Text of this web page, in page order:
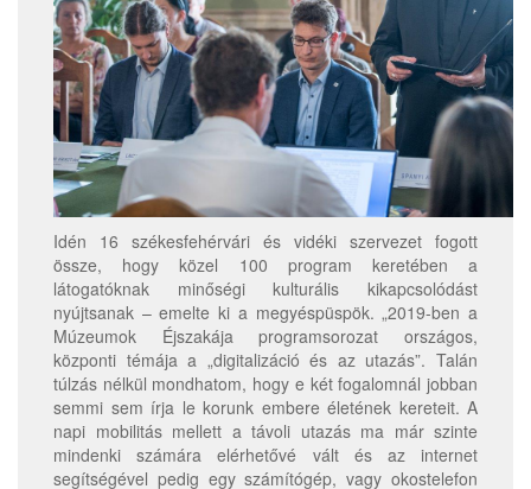
Idén 16 székesfehérvári és vidéki szervezet fogott
össze, hogy közel 100 program keretében a
látogatóknak minőségi kulturális kikapcsolódást
nyújtsanak – emelte ki a megyéspüspök. „2019-ben a
Múzeumok Éjszakája programsorozat országos,
központi témája a „digitalizáció és az utazás”. Talán
túlzás nélkül mondhatom, hogy e két fogalomnál jobban
semmi sem írja le korunk embere életének kereteit. A
napi mobilitás mellett a távoli utazás ma már szinte
mindenki számára elérhetővé vált és az internet
segítségével pedig egy számítógép, vagy okostelefon